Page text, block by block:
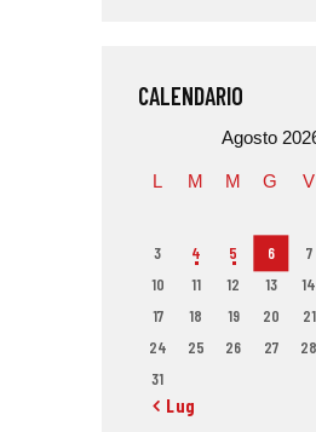
CALENDARIO
Agosto
L M M G V
3
4 5 6 7
10
11 12 13 14
17
18 19 20 21
24
25 26 27 28
31
« Lug